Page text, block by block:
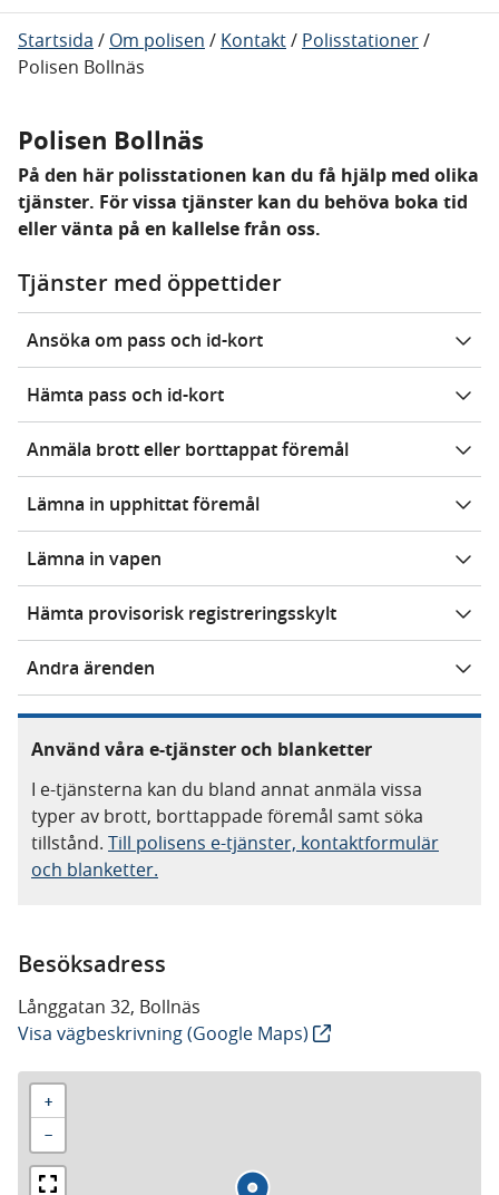
Startsida / Om polisen / Kontakt/ Polisstationer/
Polisen Bollnäs
Polisen Bollnäs
På den här polisstationen kan du få hjälp med olika
tjänster. För vissa tjänster kan du behöva boka tid
eller vänta på en kallelse från oss.
Tjänster med öppettider
Ansöka om pass och id-kort
Hämta pass och id-kort
Anmäla brott eller borttappat föremål
Lämna in upphittat föremål
Lämna in vapen
Hämta provisorisk registreringsskylt
Andra ärenden
Använd våra e-tjänster och blanketter
I e-tjänsterna kan du bland annat anmäla vissa
typer av brott, borttappade föremål samt söka
tillstånd. Till polisens e-tjänster, kontaktformulär
och blanketter.
Besöksadress
Långgatan 32, Bollnäs
Visa vägbeskrivning (Google Maps)
+
−